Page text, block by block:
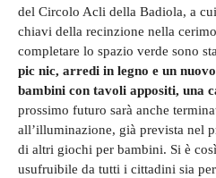
del Circolo Acli della Badiola, a
chiavi della recinzione nella
completare lo spazio verde sono
pic nic, arredi in legno e un
bambini con tavoli appositi, una
prossimo futuro sarà anche
all’illuminazione, già prevista nel
di altri giochi per bambini. Si è
usufruibile da tutti i cittadini sia